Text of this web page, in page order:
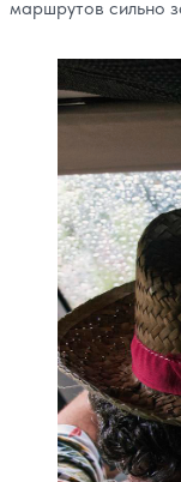
маршрутов сильно